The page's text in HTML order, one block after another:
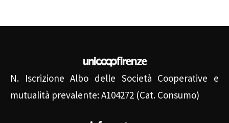
N. Iscrizione Albo delle Società Cooperative e
mutualità prevalente: A104272 (Cat. Consumo)